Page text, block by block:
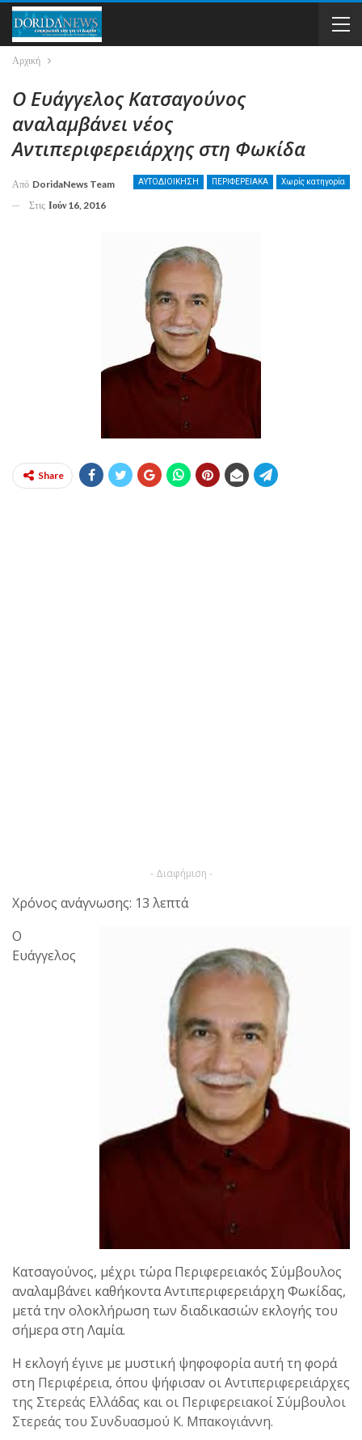
Αρχική
Ο Ευάγγελος Κατσαγούνος
αναλαμβάνει νέος
Αντιπεριφερειάρχης στη Φωκίδα
ΑΥΤΟΔΙΟΙΚΗΣΗ ΠΕΡΙΦΕΡΕΙΑΚΑ Χωρίς κατηγορία
Από DoridaNews Team
Στις Ιούν 16, 2016
Share
- Διαφήμιση -
Χρόνος ανάγνωσης: 13 λεπτά
Ο
Ευάγγελος
Κατσαγούνος, μέχρι τώρα Περιφερειακός Σύμβουλος
αναλαμβάνει καθήκοντα Αντιπεριφερειάρχη Φωκίδας,
μετά την ολοκλήρωση των διαδικασιών εκλογής του
σήμερα στη Λαμία.
Η εκλογή έγινε με μυστική ψηφοφορία αυτή τη φορά
στη Περιφέρεια, όπου ψήφισαν οι Αντιπεριφερειάρχες
της Στερεάς Ελλάδας και οι Περιφερειακοί Σύμβουλοι
Στερεάς του Συνδυασμού Κ. Μπακογιάννη.